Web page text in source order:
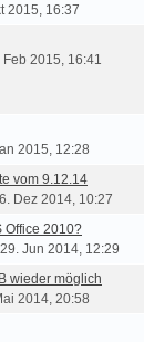
2015, 16:37
Feb 2015, 16:41
2015, 12:28
vom 9.12.14
Dez 2014, 10:27
Office 2010?
Jun 2014, 12:29
wieder möglich
2014, 20:58